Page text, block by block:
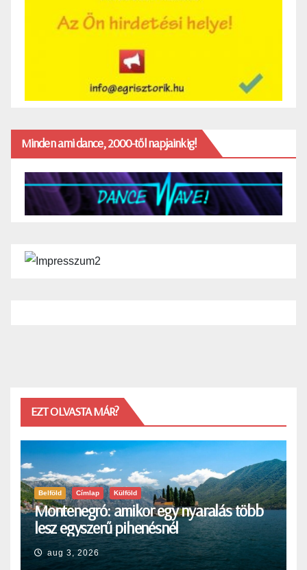
Minden ami dance, 2000-től napjainkig!
EZT OLVASTA MÁR?
Belföld Címlap Külföld
Montenegró: amikor egy nyaralás több
lesz egyszerű pihenésnél
aug 3, 2026